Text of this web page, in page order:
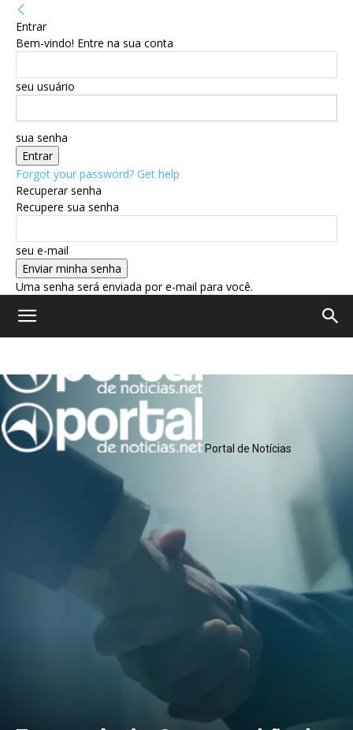
Entrar
Bem-vindo! Entre na sua conta
seu usuário
sua senha
Forgot your password? Get help
Recuperar senha
Recupere sua senha
seu e-mail
Uma senha será enviada por e-mail para você.
Portal de Notícias